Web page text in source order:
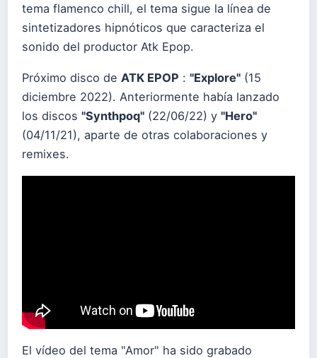
tema flamenco chill, el tema sigue la línea de
sintetizadores hipnóticos que caracteriza el
sonido del productor Atk Epop.
Próximo disco de ATK EPOP : "Explore" (15
diciembre 2022). Anteriormente había lanzado
los discos "Synthpoq" (22/06/22) y "Hero"
(04/11/21), aparte de otras colaboraciones y
remixes.
El vídeo del tema "Amor" ha sido grabado